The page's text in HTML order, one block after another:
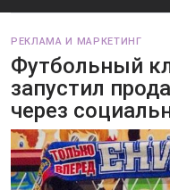
РЕКЛАМА И МАРКЕТИНГ
Футбольный
запустил
через